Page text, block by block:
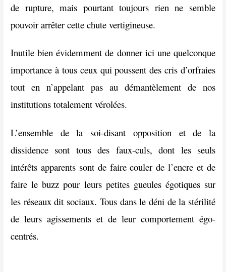
de rupture, mais pourtant toujours rien ne semble
pouvoir arrêter cette chute vertigineuse.
Inutile bien évidemment de donner ici une quelconque
importance à tous ceux qui poussent des cris d’orfraies
tout en n’appelant pas au démantèlement de nos
institutions totalement vérolées.
L’ensemble de la soi-disant opposition et de la
dissidence sont tous des faux-culs, dont les seuls
intérêts apparents sont de faire couler de l’encre et de
faire le buzz pour leurs petites gueules égotiques sur
les réseaux dit sociaux. Tous dans le déni de la stérilité
de leurs agissements et de leur comportement égo-
centrés.